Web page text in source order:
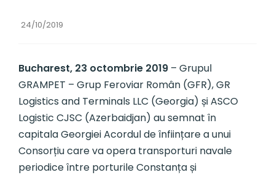
24/10/2019
Bucharest, 23 octombrie 2019 – Grupul
GRAMPET – Grup Feroviar Român (GFR), GR
Logistics and Terminals LLC (Georgia) și ASCO
Logistic CJSC (Azerbaidjan) au semnat în
capitala Georgiei Acordul de înființare a unui
Consorțiu care va opera transporturi navale
periodice între porturile Constanța și